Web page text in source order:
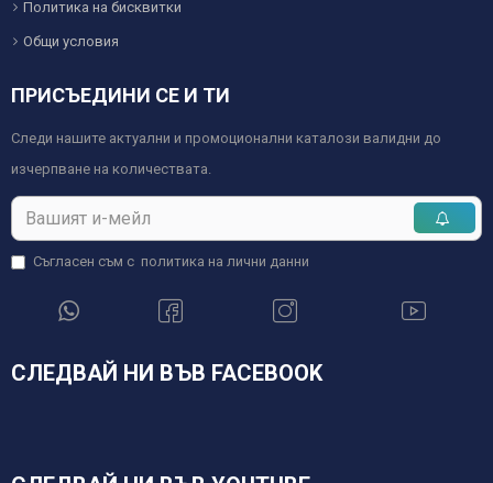
Политика на бисквитки
Общи условия
ПРИСЪЕДИНИ СЕ И ТИ
Следи нашите актуални и промоционални каталози валидни до
изчерпване на количествата.
Съгласен съм с политика на лични данни
СЛЕДВАЙ НИ ВЪВ FACEBOOK